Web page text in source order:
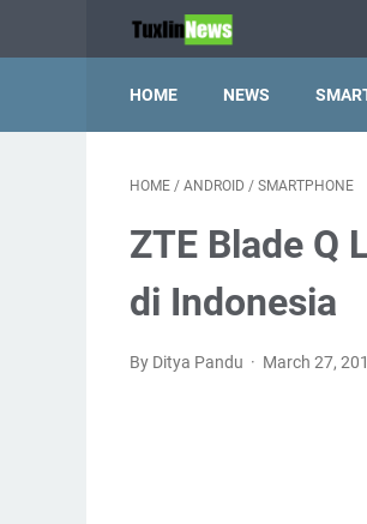
HOME NEWS
HOME / ANDROID / SMARTPHONE
ZTE Blade Q
di Indonesia
By Ditya Pandu March 27,